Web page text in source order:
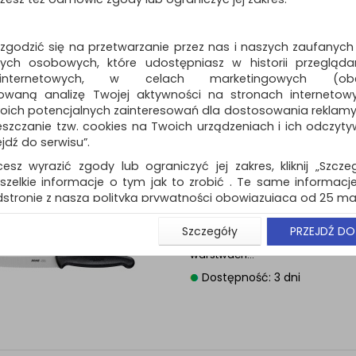
nóż do precyzyjnych prac,
obieranie, przycinanie i
oraz warzyw…
Dostępność: 3 dni
Nóż KOHE, dł.
ząbkowany, czarny
nóż z szerokim ząbkowanym
krojenia owoców i warzyw o
warstwach…
Dostępność: 3 dni
się na przetwarzanie przez nas i naszych
osobowych, które udostępniasz w historii
w celach marketingowych
analizę Twojej aktywności na stronach
potencjalnych zainteresowań dla dostosowania
tzw. cookies na Twoich urządzeniach i ich
do serwisu”.
wyrazić zgody lub ograniczyć jej zakres, kliknij
informacje o tym jak to zrobić . Te same
z naszą polityką prywatności obowiązującą od 25
użytkowników zalogowanych, aby umożliwić
i związane z tym prawidłowe działanie naszej
np. wysłanie potwierdzenia zamówienia na
Państwu prawidłowych informacji o promocjach
ważna jest Państwa wcześniejsza zgoda której
Szczegóły PRZEJDŹ